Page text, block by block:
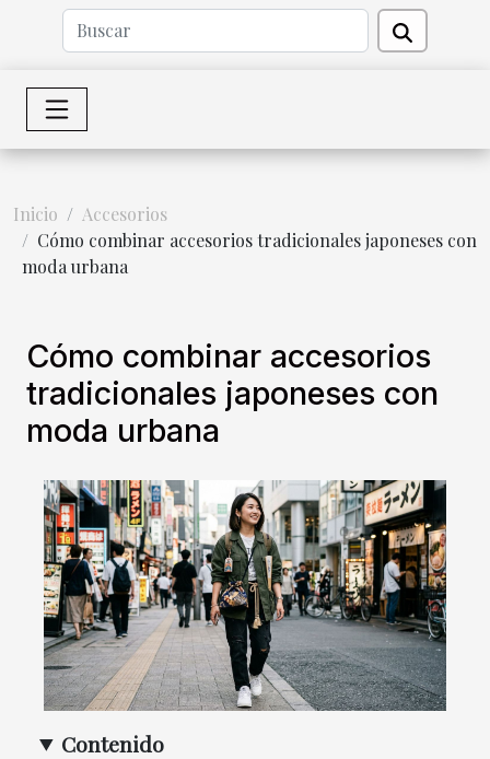
Inicio
Accesorios
Cómo combinar accesorios tradicionales japoneses con
moda urbana
Cómo combinar accesorios
tradicionales japoneses con
moda urbana
Contenido